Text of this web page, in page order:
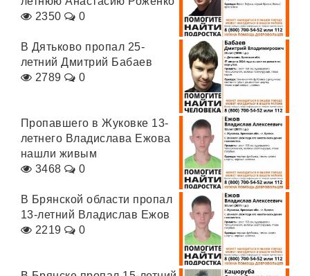
2350
0
В Дятьково пропал 25-
летний Дмитрий Бабаев
2789
0
Пропавшего в Жуковке 13-
летнего Владислава Ежова
нашли живым
3468
0
В Брянской области пропал
13-летний Владислав Ежов
2219
0